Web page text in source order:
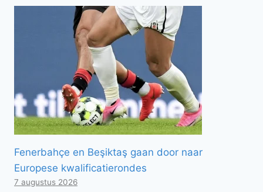
Fenerbahçe en Beşiktaş gaan door naar
Europese kwalificatierondes
7 augustus 2026